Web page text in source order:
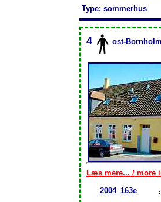
Type: sommerhus
4 ost-Bornholm
Læs mere... / more
2004_163e